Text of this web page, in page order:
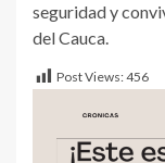
seguridad y
del Cauca.
Post Views:456